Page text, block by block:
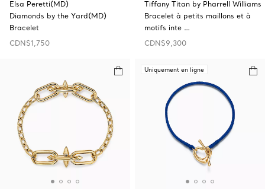
Elsa Peretti(MD)
Diamonds by the Yard(MD)
Bracelet
CDN$1,750
Tiffany Titan by Pharrell Williams
Bracelet à petits maillons et à
motifs inte …
CDN$9,300
Uniquement en ligne